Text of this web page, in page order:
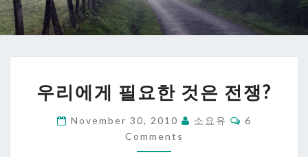
리
에
게
필
우리에게 필요한 것은 전쟁?
November 30, 2010 소요유 Comments
6
Comments